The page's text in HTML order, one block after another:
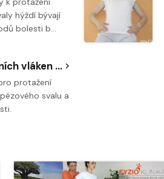
hýždí bývají
bolesti b…
Protažení středních vláken trapézu
protažení
svalu a